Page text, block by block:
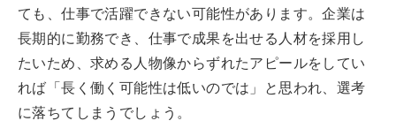
ても、仕事で活躍できない可能性があります。企業は
長期的に勤務でき、仕事で成果を出せる人材を採用し
たいため、求める人物像からずれたアピールをしてい
れば「長く働く可能性は低いのでは」と思われ、選考
に落ちてしまうでしょう。